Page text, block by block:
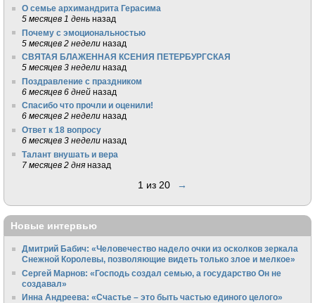
О семье архимандрита Герасима
5 месяцев 1 день назад
Почему с эмоциональностью
5 месяцев 2 недели назад
СВЯТАЯ БЛАЖЕННАЯ КСЕНИЯ ПЕТЕРБУРГСКАЯ
5 месяцев 3 недели назад
Поздравление с праздником
6 месяцев 6 дней назад
Спасибо что прочли и оценили!
6 месяцев 2 недели назад
Ответ к 18 вопросу
6 месяцев 3 недели назад
Талант внушать и вера
7 месяцев 2 дня назад
1 из 20 →
Новые интервью
Дмитрий Бабич: «Человечество надело очки из осколков зеркала
Снежной Королевы, позволяющие видеть только злое и мелкое»
Сергей Марнов: «Господь создал семью, а государство Он не
создавал»
Инна Андреева: «Счастье – это быть частью единого целого»